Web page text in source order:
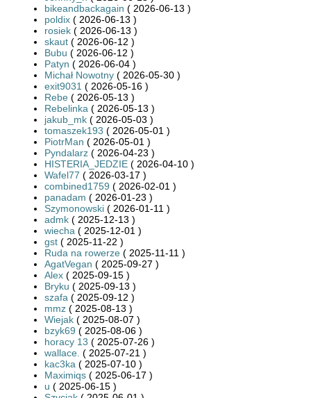
bikeandbackagain ( 2026-06-13 )
poldix ( 2026-06-13 )
rosiek ( 2026-06-13 )
skaut ( 2026-06-12 )
Bubu ( 2026-06-12 )
Patyn ( 2026-06-04 )
Michał Nowotny ( 2026-05-30 )
exit9031 ( 2026-05-16 )
Rebe ( 2026-05-13 )
Rebelinka ( 2026-05-13 )
jakub_mk ( 2026-05-03 )
tomaszek193 ( 2026-05-01 )
PiotrMan ( 2026-05-01 )
Pyndalarz ( 2026-04-23 )
HISTERIA_JEDZIE ( 2026-04-10 )
Wafel77 ( 2026-03-17 )
combined1759 ( 2026-02-01 )
panadam ( 2026-01-23 )
Szymonowski ( 2026-01-11 )
admk ( 2025-12-13 )
wiecha ( 2025-12-01 )
gst ( 2025-11-22 )
Ruda na rowerze ( 2025-11-11 )
AgatVegan ( 2025-09-27 )
Alex ( 2025-09-15 )
Bryku ( 2025-09-13 )
szafa ( 2025-09-12 )
mmz ( 2025-08-13 )
Wiejak ( 2025-08-07 )
bzyk69 ( 2025-08-06 )
horacy 13 ( 2025-07-26 )
wallace. ( 2025-07-21 )
kac3ka ( 2025-07-10 )
Maximiqs ( 2025-06-17 )
u ( 2025-06-15 )